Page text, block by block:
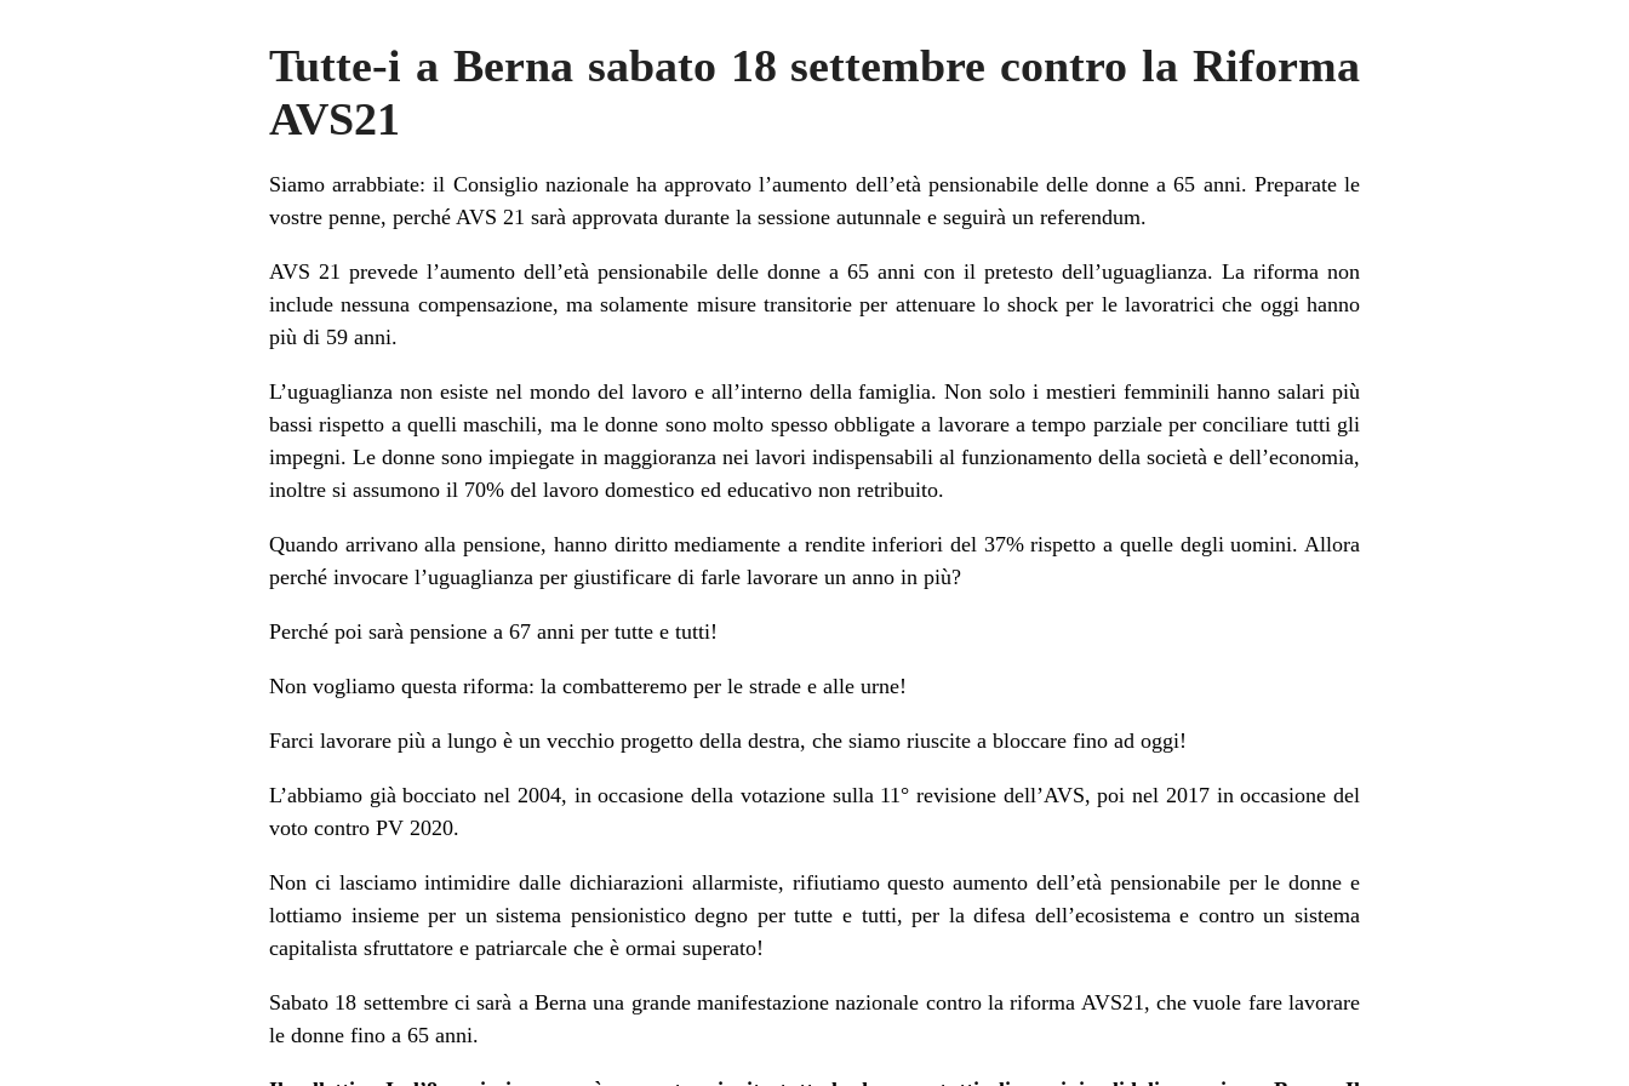
Tutte-i a Berna sabato 18 settembre contro la Riforma
AVS21
Siamo arrabbiate: il Consiglio nazionale ha approvato l’aumento dell’età pensionabile delle donne a 65 anni. Preparate le
vostre penne, perché AVS 21 sarà approvata durante la sessione autunnale e seguirà un referendum.
AVS 21 prevede l’aumento dell’età pensionabile delle donne a 65 anni con il pretesto dell’uguaglianza. La riforma non
include nessuna compensazione, ma solamente misure transitorie per attenuare lo shock per le lavoratrici che oggi hanno
più di 59 anni.
L’uguaglianza non esiste nel mondo del lavoro e all’interno della famiglia. Non solo i mestieri femminili hanno salari più
bassi rispetto a quelli maschili, ma le donne sono molto spesso obbligate a lavorare a tempo parziale per conciliare tutti gli
impegni. Le donne sono impiegate in maggioranza nei lavori indispensabili al funzionamento della società e dell’economia,
inoltre si assumono il 70% del lavoro domestico ed educativo non retribuito.
Quando arrivano alla pensione, hanno diritto mediamente a rendite inferiori del 37% rispetto a quelle degli uomini. Allora
perché invocare l’uguaglianza per giustificare di farle lavorare un anno in più?
Perché poi sarà pensione a 67 anni per tutte e tutti!
Non vogliamo questa riforma: la combatteremo per le strade e alle urne!
Farci lavorare più a lungo è un vecchio progetto della destra, che siamo riuscite a bloccare fino ad oggi!
L’abbiamo già bocciato nel 2004, in occasione della votazione sulla 11° revisione dell’AVS, poi nel 2017 in occasione del
voto contro PV 2020.
Non ci lasciamo intimidire dalle dichiarazioni allarmiste, rifiutiamo questo aumento dell’età pensionabile per le donne e
lottiamo insieme per un sistema pensionistico degno per tutte e tutti, per la difesa dell’ecosistema e contro un sistema
capitalista sfruttatore e patriarcale che è ormai superato!
Sabato 18 settembre ci sarà a Berna una grande manifestazione nazionale contro la riforma AVS21, che vuole fare lavorare
le donne fino a 65 anni.